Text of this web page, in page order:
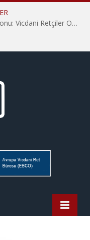
İHD İstanbul Şube Vicdani Ret Komisyonu: Vicdani Retçiler Olarak Destek İçin Buradayız!